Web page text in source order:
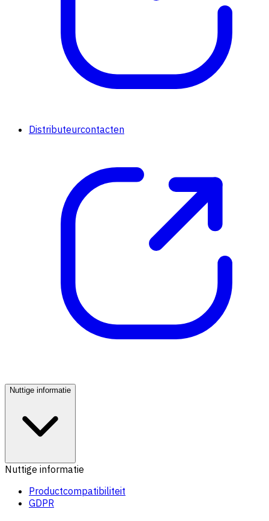
Distributeurcontacten
Nuttige informatie
Nuttige informatie
Productcompatibiliteit
GDPR